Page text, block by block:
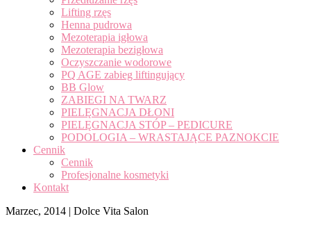
Lifting rzęs
Henna pudrowa
Mezoterapia igłowa
Mezoterapia bezigłowa
Oczyszczanie wodorowe
PQ AGE zabieg liftingujący
BB Glow
ZABIEGI NA TWARZ
PIELĘGNACJA DŁONI
PIELĘGNACJA STÓP – PEDICURE
PODOLOGIA – WRASTAJĄCE PAZNOKCIE
Cennik
Cennik
Profesjonalne kosmetyki
Kontakt
Marzec, 2014 | Dolce Vita Salon